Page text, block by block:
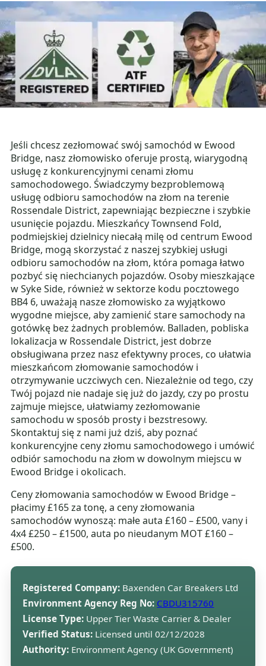
Jeśli chcesz zezłomować swój samochód w Ewood
Bridge, nasz złomowisko oferuje prostą, wiarygodną
usługę z konkurencyjnymi cenami złomu
samochodowego. Świadczymy bezproblemową
usługę odbioru samochodów na złom na terenie
Rossendale District, zapewniając bezpieczne i szybkie
usunięcie pojazdu. Mieszkańcy Townsend Fold,
podmiejskiej dzielnicy niecałą milę od centrum Ewood
Bridge, mogą skorzystać z naszej szybkiej usługi
odbioru samochodów na złom, która pomaga łatwo
pozbyć się niechcianych pojazdów. Osoby mieszkające
w Syke Side, również w sektorze kodu pocztowego
BB4 6, uważają nasze złomowisko za wyjątkowo
wygodne miejsce, aby zamienić stare samochody na
gotówkę bez żadnych problemów. Balladen, pobliska
lokalizacja w Rossendale District, jest dobrze
obsługiwana przez nasz efektywny proces, co ułatwia
mieszkańcom złomowanie samochodów i
otrzymywanie uczciwych cen. Niezależnie od tego, czy
Twój pojazd nie nadaje się już do jazdy, czy po prostu
zajmuje miejsce, ułatwiamy zezłomowanie
samochodu w sposób prosty i bezstresowy.
Skontaktuj się z nami już dziś, aby poznać
konkurencyjne ceny złomu samochodowego i umówić
odbiór samochodu na złom w dowolnym miejscu w
Ewood Bridge i okolicach.
Ceny złomowania samochodów w Ewood Bridge –
płacimy £165 za tonę, a ceny złomowania
samochodów wynoszą: małe auta £160 – £500, vany i
4x4 £250 – £1500, auta po nieudanym MOT £160 –
£500.
Registered Company: Baxenden Car Breakers Ltd
Environment Agency Reg No: CBDU315760
License Type: Upper Tier Waste Carrier & Dealer
Verified Status: Licensed until 02/12/2028
Authority: Environment Agency (UK Government)